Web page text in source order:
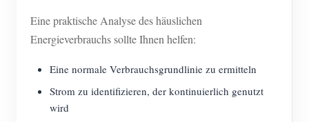
Eine praktische Analyse des häuslichen
Energieverbrauchs sollte Ihnen helfen:
Eine normale Verbrauchsgrundlinie zu ermitteln
Strom zu identifizieren, der kontinuierlich genutzt
wird